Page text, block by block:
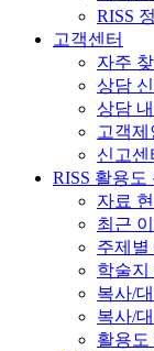
RISS
고객센터
자주
상담
상담
고객제
신고센
RISS 활용도
자료
최근
주제별
학술지
복사/
복사/
활용도